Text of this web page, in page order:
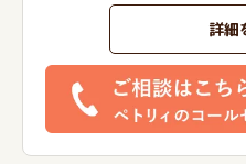
詳細